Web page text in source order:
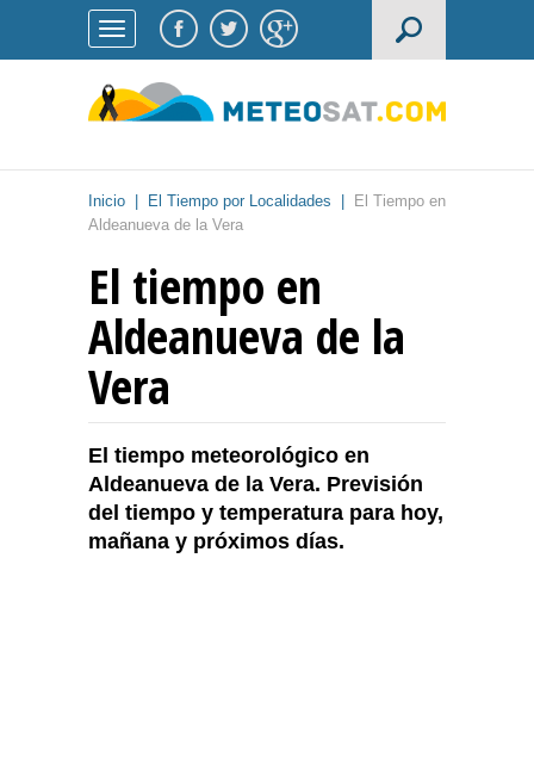
Inicio El Tiempo por Localidades
El Tiempo en
Aldeanueva de la Vera
El tiempo en
Aldeanueva de la
Vera
El tiempo meteorológico en
Aldeanueva de la Vera. Previsión
del tiempo y temperatura para hoy,
mañana y próximos días.